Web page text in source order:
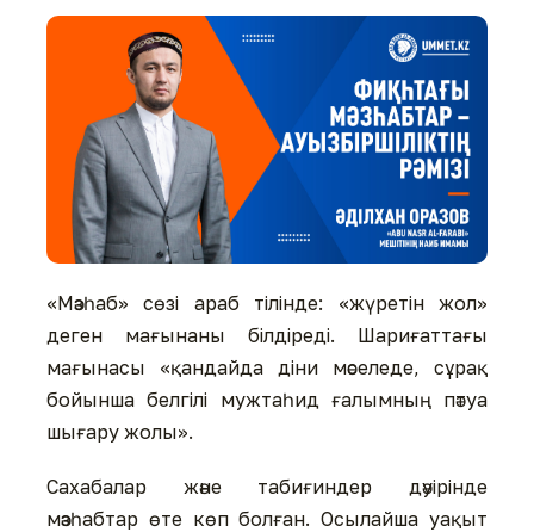
«Мәзһаб» сөзі араб тілінде: «жүретін жол»
деген мағынаны білдіреді. Шариғаттағы
мағынасы «қандайда діни мәселеде, сұрақ
бойынша белгілі мужтаһид ғалымның пәтуа
шығару жолы».
Сахабалар және табиғиндер дәуірінде
мәзһабтар өте көп болған. Осылайша уақыт